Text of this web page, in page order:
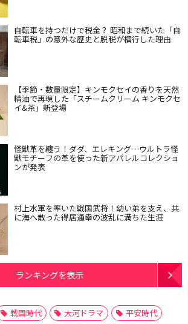
自転車を持つだけで税金？ 昭和まで続いた「自
転車税」の意外な歴史と脱税が横行した理由
【季節・数量限定】キンモクセイの香りを天然
精油で再現した「スチームクリーム キンモクセ
イ&茶」新登場
怪獣革を纏う！ダダ、エレキング…ウルトラ怪
獣モチーフの革を使った新アパレルコレクショ
ンが発表
村上水軍を率いた戦国武将！幼い弟を支え、共
に海へ散った得居通幸の波乱に満ちた生涯
ランキングを表示
戦国時代 大河ドラマ
平安時代